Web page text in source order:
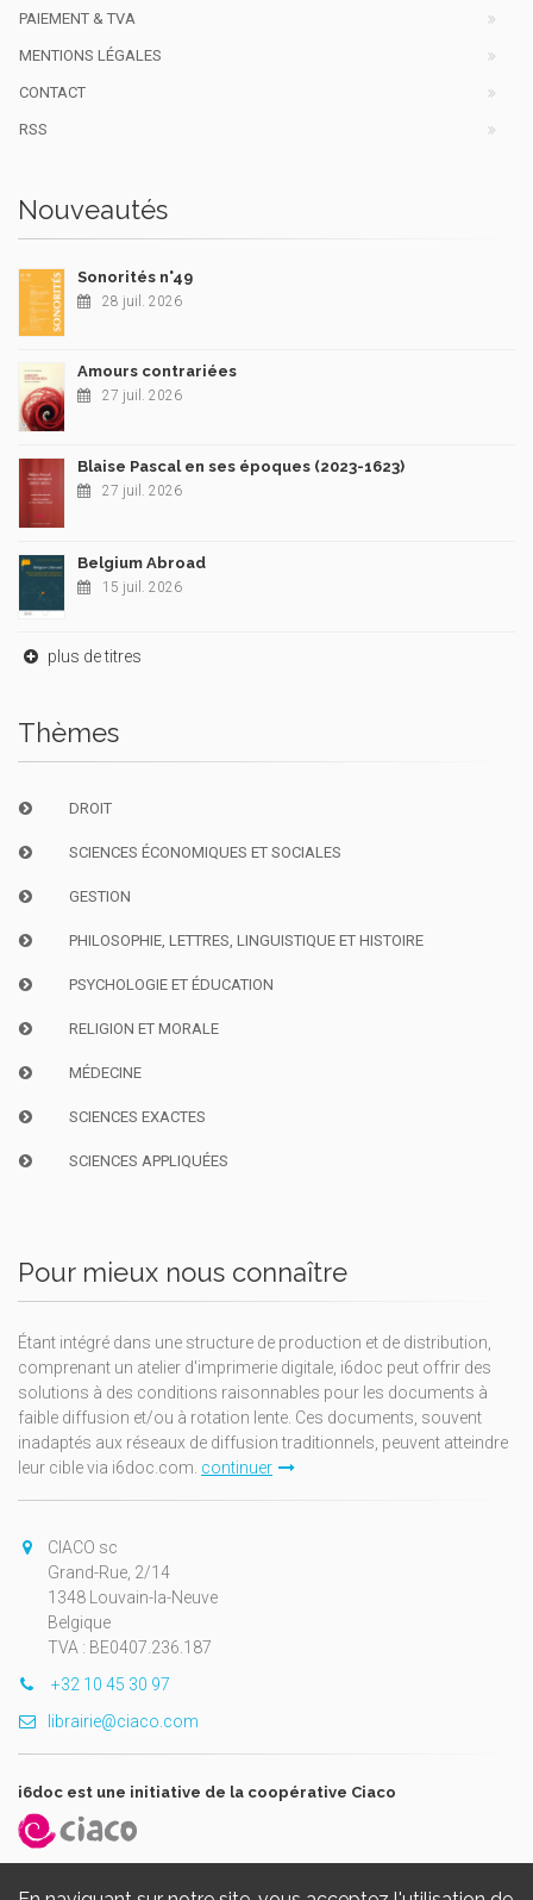
PAIEMENT & TVA
MENTIONS LÉGALES
CONTACT
RSS
Nouveautés
Sonorités n°49
28 juil. 2026
Amours contrariées
27 juil. 2026
Blaise Pascal en ses époques (2023-1623)
27 juil. 2026
Belgium Abroad
15 juil. 2026
plus de titres
Thèmes
DROIT
SCIENCES ÉCONOMIQUES ET SOCIALES
GESTION
PHILOSOPHIE, LETTRES, LINGUISTIQUE ET HISTOIRE
PSYCHOLOGIE ET ÉDUCATION
RELIGION ET MORALE
MÉDECINE
SCIENCES EXACTES
SCIENCES APPLIQUÉES
Pour mieux nous connaître
Étant intégré dans une structure de production et de distribution,
comprenant un atelier d'imprimerie digitale, i6doc peut offrir des
solutions à des conditions raisonnables pour les documents à
faible diffusion et/ou à rotation lente. Ces documents, souvent
inadaptés aux réseaux de diffusion traditionnels, peuvent atteindre
leur cible via i6doc.com. continuer
CIACO sc
Grand-Rue, 2/14
1348 Louvain-la-Neuve
Belgique
TVA : BE0407.236.187
+32 10 45 30 97
librairie@ciaco.com
i6doc est une initiative de la coopérative Ciaco